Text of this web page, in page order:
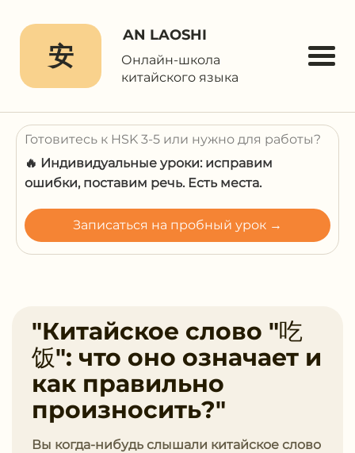
安
AN LAOSHI
Онлайн-школа
китайского языка
Готовитесь к HSK 3-5 или нужно для работы?
🔥 Индивидуальные уроки: исправим
ошибки, поставим речь. Есть места.
Записаться на пробный урок →
"Китайское слово "吃
饭": что оно означает и
как правильно
произносить?"
Вы когда-нибудь слышали китайское слово